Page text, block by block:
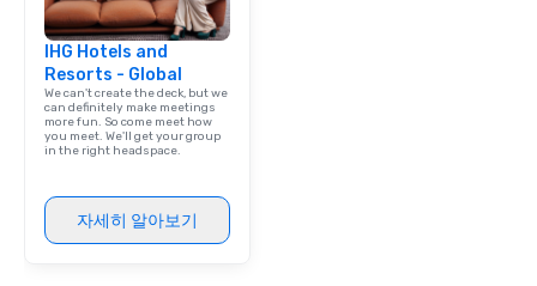
IHG Hotels and
Resorts - Global
We can't create the deck, but we
can definitely make meetings
more fun. So come meet how
you meet. We'll get your group
in the right headspace.
자세히 알아보기